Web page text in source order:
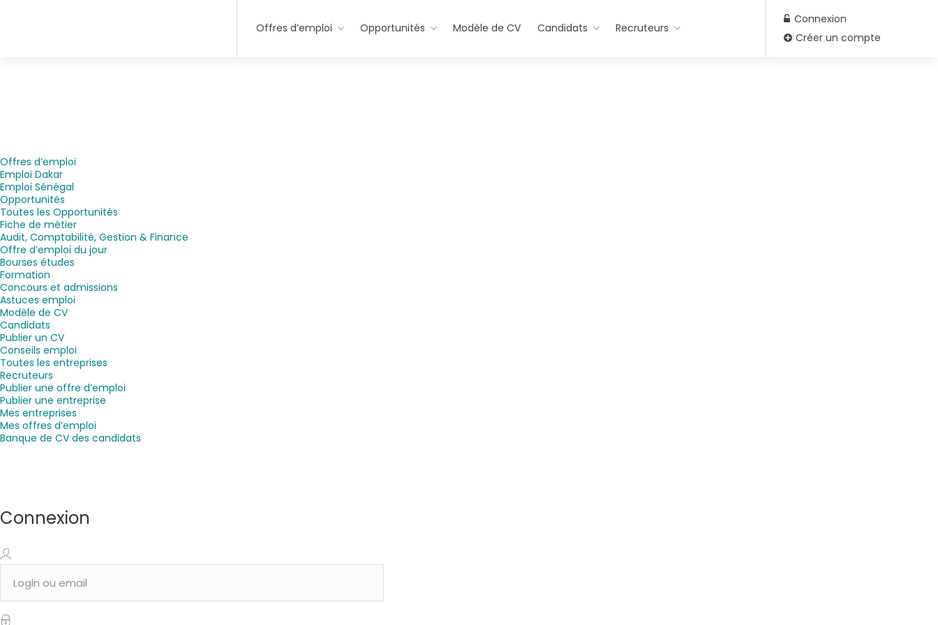
Offres d’emploi
Emploi Dakar
Emploi Sénégal
Opportunités
Toutes les Opportunités
Fiche de métier
Audit, Comptabilité, Gestion & Finance
Offre d’emploi du jour
Bourses études
Formation
Concours et admissions
Astuces emploi
Modèle de CV
Candidats
Publier un CV
Conseils emploi
Toutes les entreprises
Recruteurs
Publier une offre d’emploi
Publier une entreprise
Mes entreprises
Mes offres d’emploi
Banque de CV des candidats
Offres d’emploi Opportunités Modèle de CV Candidats Recruteurs
Connexion
Créer un compte
Connexion